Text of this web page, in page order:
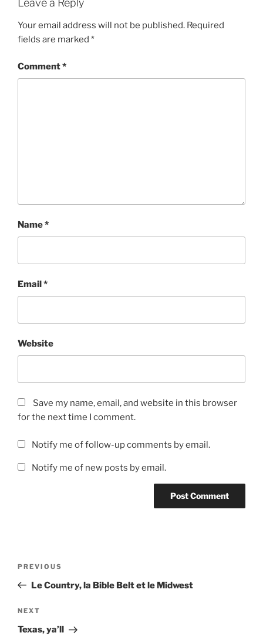
Leave a Reply
Your email address will not be published. Required
fields are marked *
Comment*
Name*
Email*
Website
Save my name, email, and website in this browser
for the next time I comment.
Notify me of follow-up comments by email.
Notify me of new posts by email.
Previous
Post
PREVIOUS
Le Country, la Bible Belt et le Midwest
Next
Post
NEXT
Texas, ya’ll